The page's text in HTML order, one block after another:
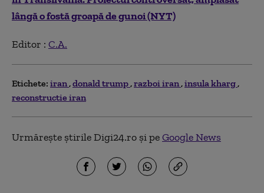
lângă o fostă groapă de gunoi (NYT)
Editor : C.A.
Etichete: iran donald trump razboi iran insula kharg
reconstructie iran
Urmărește știrile Digi24.ro și peGoogle News